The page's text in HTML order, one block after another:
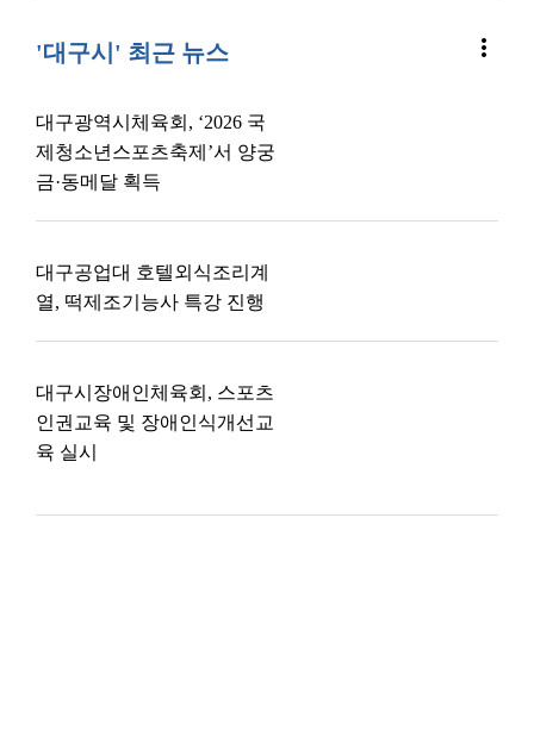
'대구시' 최근 뉴스 more_vert
대구광역시체육회, ‘2026 국
제청소년스포츠축제’서 양궁
금·동메달 획득
대구공업대 호텔외식조리계
열, 떡제조기능사 특강 진행
대구시장애인체육회, 스포츠
인권교육 및 장애인식개선교
육 실시